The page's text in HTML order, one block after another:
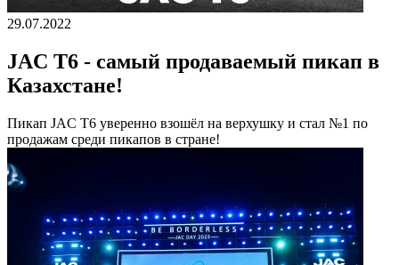
29.07.2022
JAC T6 - самый продаваемый пикап в
Казахстане!
Пикап JAC T6 уверенно взошёл на верхушку и стал №1 по
продажам среди пикапов в стране!